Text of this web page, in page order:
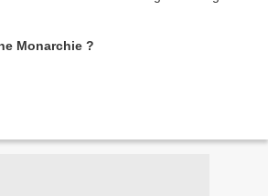
Monarchie ?